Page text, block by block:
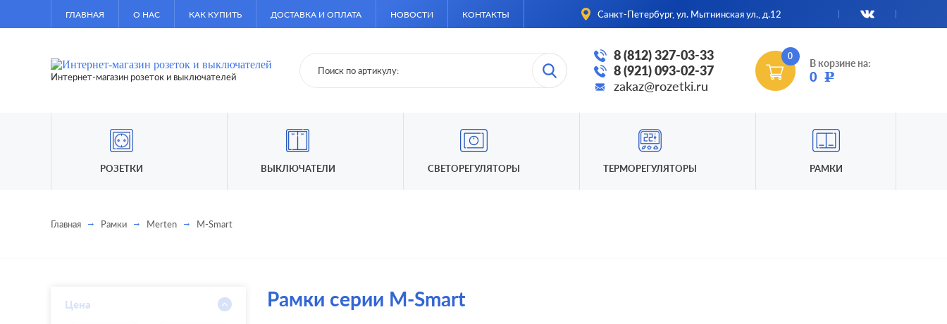
ГЛАВНАЯ О НАС КАК КУПИТЬ ДОСТАВКА И ОПЛАТА НОВОСТИ КОНТАКТЫ Санкт-Петербург, ул. Мытнинская ул., д.12
Интернет-магазин розеток и выключателей
8 (812) 327-03-33
8 (921) 093-02-37
zakaz@rozetki.ru
0
В корзине на:
0Р
РОЗЕТКИ ВЫКЛЮЧАТЕЛИ СВЕТОРЕГУЛЯТОРЫ ТЕРМОРЕГУЛЯТОРЫ РАМКИ
Главная Рамки Merten M-Smart
Цена Рамки серии M-Smart